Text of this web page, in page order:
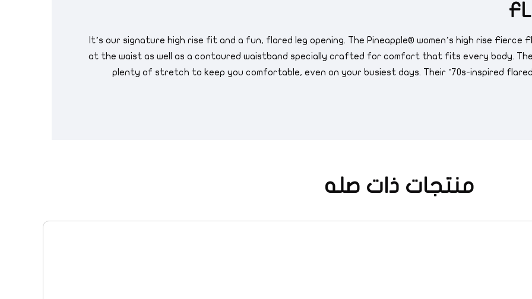
It’s our signature high rise fit and a fun, flared leg opening. The Pineapple® women’s high rise
at the waist as well as a contoured waistband specially crafted for comfort that fits every body.
plenty of stretch to keep you comfortable, even on your busiest days. Their ’70s-inspired
منتجات ذات صله